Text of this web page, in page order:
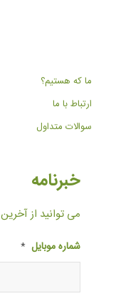
ما که هستیم؟
ارتباط با ما
سوالات متداول
خبرنامه
می توانید از
شماره موبایل *